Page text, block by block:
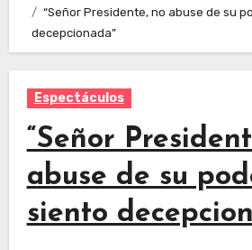
“Señor Presidente, no abuse de su
decepcionada”
Espectáculos
“Señor
abuse de su
siento